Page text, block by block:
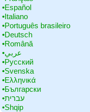
•‎Español
•‎Italiano
•‎Português brasileiro
•‎Deutsch
•‎Română
•‎عربي
•‎Русский
•‎Svenska
•‎Ελληνικά
•‎Български
•‎עברית
•‎Shqip